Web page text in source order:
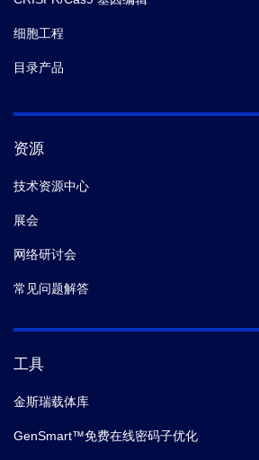
细胞工程
目录产品
资源
技术资源中心
展会
网络研讨会
常见问题解答
工具
金斯瑞载体库
GenSmart™免费在线密码子优化